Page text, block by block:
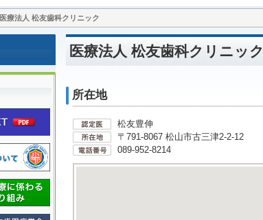
医療法人 松友歯科クリニック
医療法人 松友歯科クリニック
所在地
松友豊伸
〒791-8067 松山市古三津2-2-12
089-952-8214